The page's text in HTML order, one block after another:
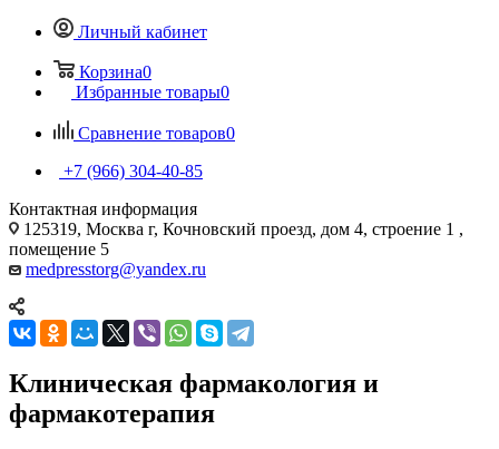
Личный кабинет
Корзина0
Избранные товары0
Сравнение товаров0
+7 (966) 304-40-85
Контактная информация
125319, Москва г, Кочновский проезд, дом 4, строение 1 ,
помещение 5
medpresstorg@yandex.ru
Клиническая фармакология и
фармакотерапия